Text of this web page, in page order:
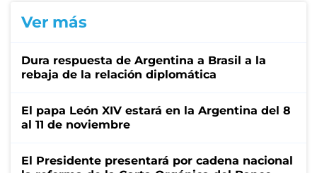
Ver más
Dura respuesta de Argentina a Brasil a la
rebaja de la relación diplomática
El papa León XIV estará en la Argentina del 8
al 11 de noviembre
El Presidente presentará por cadena nacional